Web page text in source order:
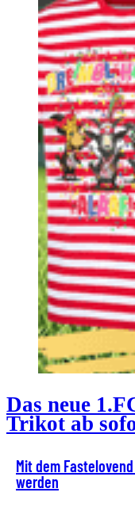
Das neue
Trikot ab
Mit dem
werden